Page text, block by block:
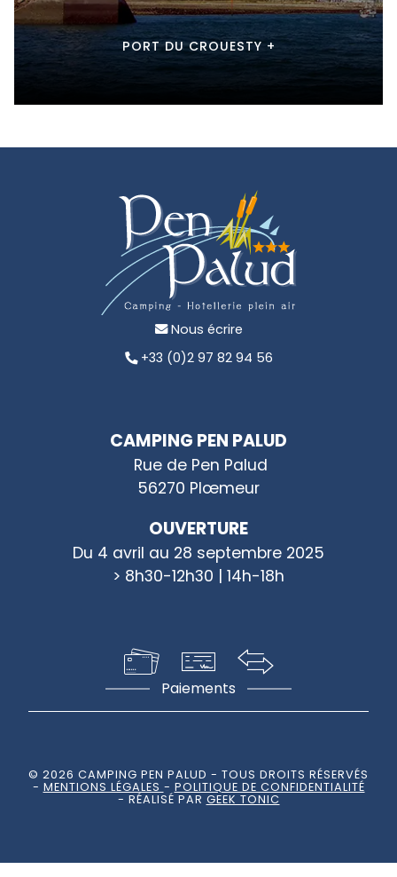
PORT DU CROUESTY +
Nous écrire
+33 (0)2 97 82 94 56
CAMPING PEN PALUD
Rue de Pen Palud
56270 Plœmeur
OUVERTURE
Du 4 avril au 28 septembre 2025
> 8h30-12h30 | 14h-18h
Paiements
© 2026 CAMPING PEN PALUD - TOUS DROITS RÉSERVÉS
- MENTIONS LÉGALES - POLITIQUE DE CONFIDENTIALITÉ
- RÉALISÉ PAR GEEK TONIC